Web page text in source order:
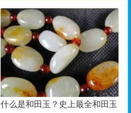
什么是和田玉？史上最全和田玉